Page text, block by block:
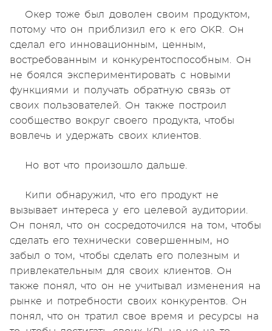
Окер тоже был доволен своим продуктом,
потому что он приблизил его к его OKR. Он
сделал его инновационным, ценным,
востребованным и конкурентоспособным. Он
не боялся экспериментировать с новыми
функциями и получать обратную связь от
своих пользователей. Он также построил
сообщество вокруг своего продукта, чтобы
вовлечь и удержать своих клиентов.
Но вот что произошло дальше.
Кипи обнаружил, что его продукт не
вызывает интереса у его целевой аудитории.
Он понял, что он сосредоточился на том, чтобы
сделать его технически совершенным, но
забыл о том, чтобы сделать его полезным и
привлекательным для своих клиентов. Он
также понял, что он не учитывал изменения на
рынке и потребности своих конкурентов. Он
понял, что он тратил свое время и ресурсы на